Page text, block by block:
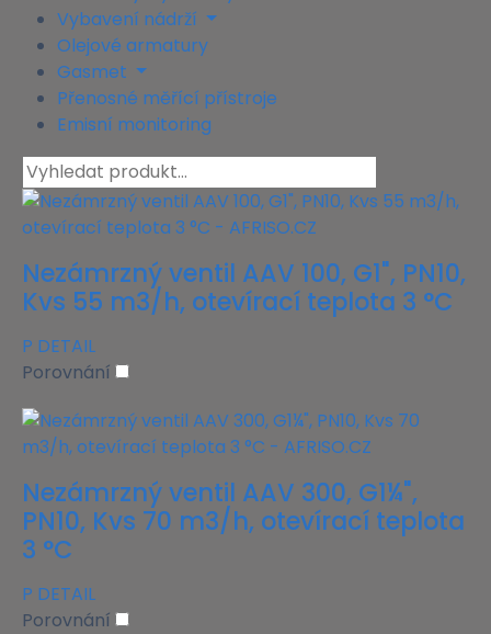
Vybavení nádrží
Olejové armatury
Gasmet
Přenosné měřící přístroje
Emisní monitoring
Nezámrzný ventil AAV 100, G1", PN10,
Kvs 55 m3/h, otevírací teplota 3 °C
P DETAIL
Porovnání
Nezámrzný ventil AAV 300, G1¼",
PN10, Kvs 70 m3/h, otevírací teplota
3 °C
P DETAIL
Porovnání